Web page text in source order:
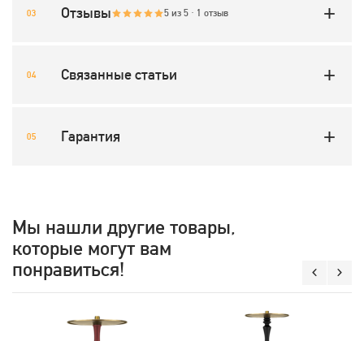
Отзывы 5 из 5 · 1 отзыв
Связанные статьи
Гарантия
Мы нашли другие товары,
которые могут вам
понравиться!